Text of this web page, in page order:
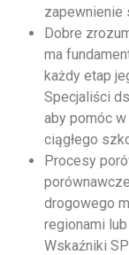
zapewnienie
Dobre
ma
każdy etap
Specjaliści
aby pomóc
ciągłego
Procesy
drogowego
regionami
Wskaźniki